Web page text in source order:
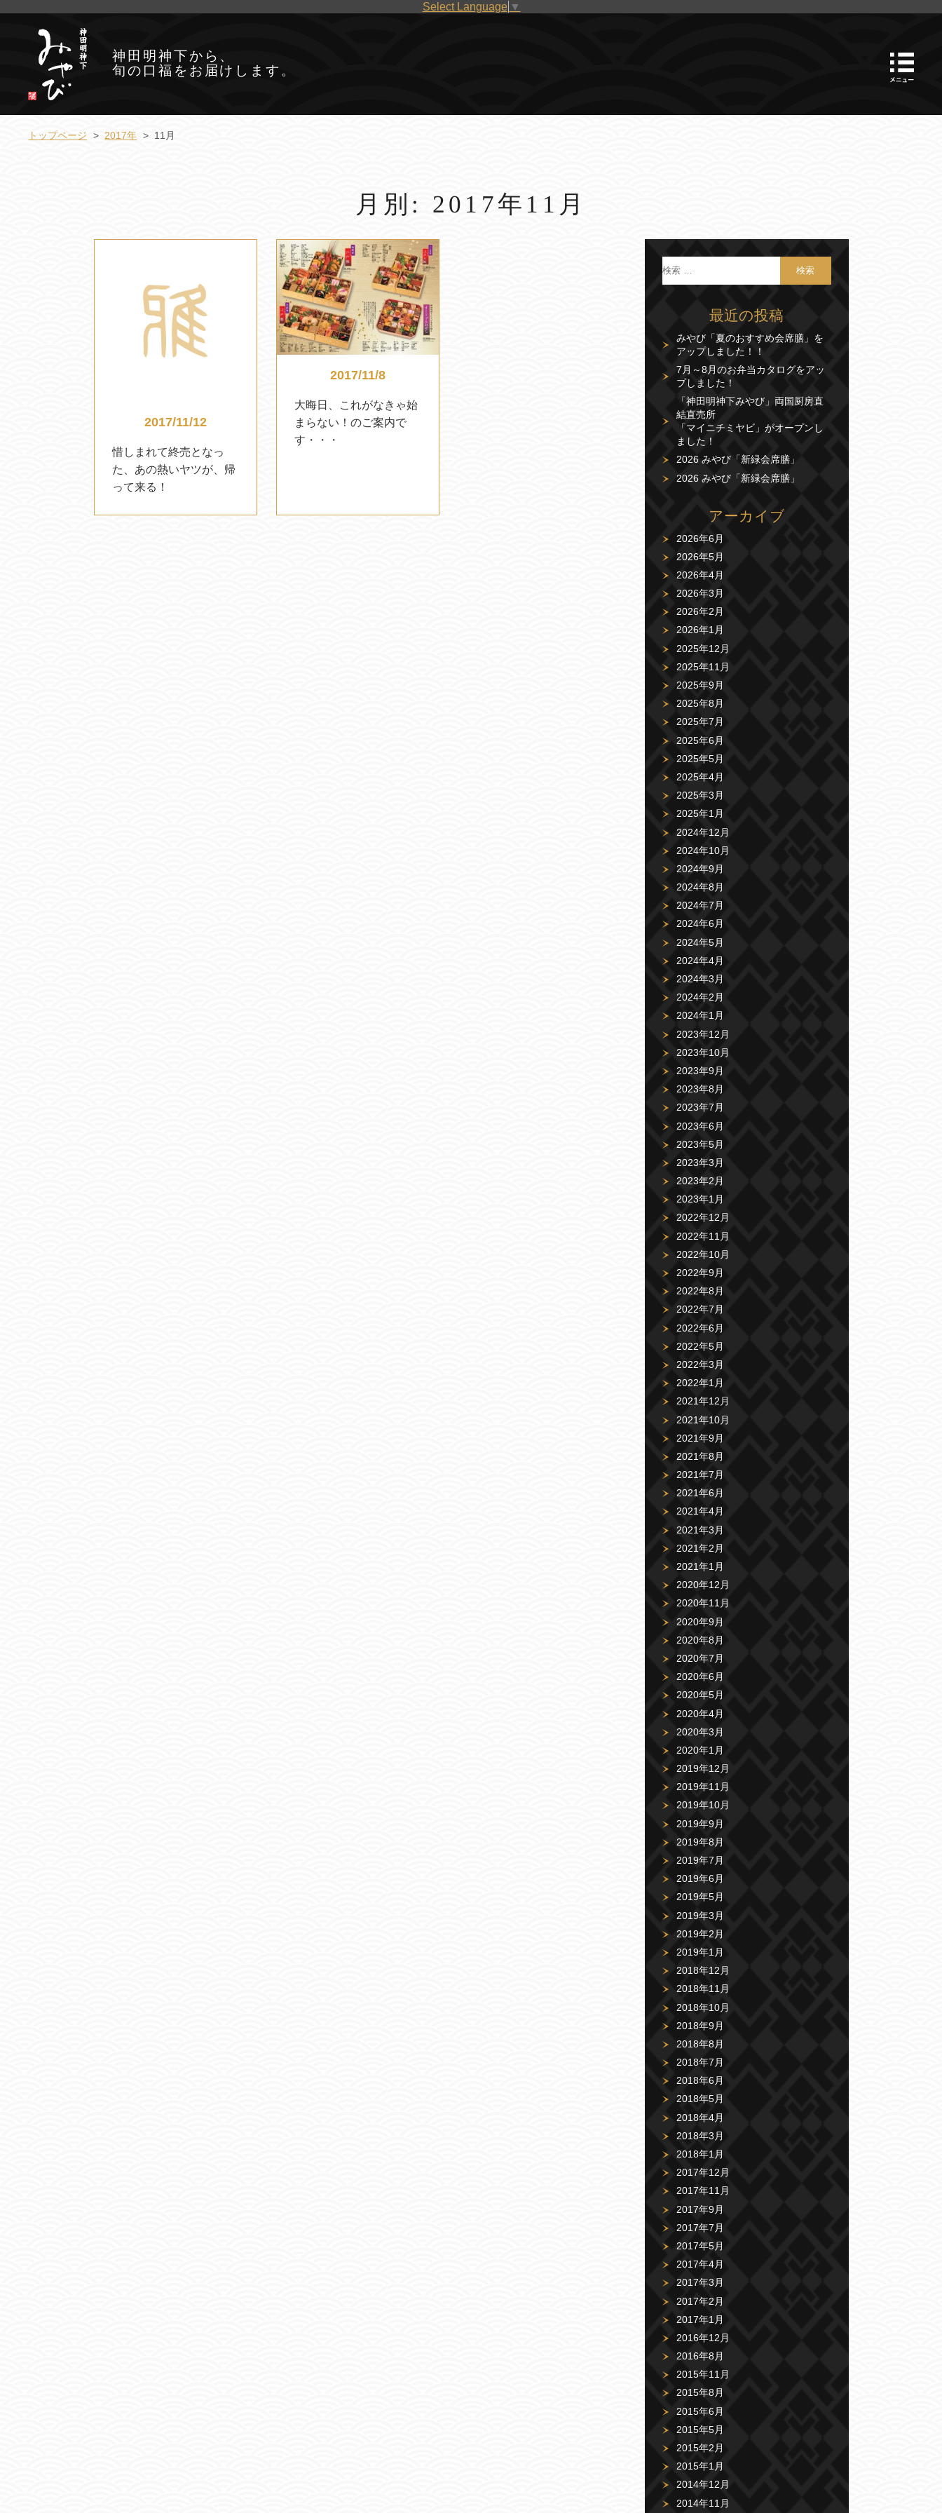
Select Language ▼
神田明神下から、
旬の口福をお届けします。
トップページ 2017年 11月
月別: 2017年11月
2017/11/12
惜しまれて終売となっ
た、あの熱いヤツが、帰
って来る！
2017/11/8
大晦日、これがなきゃ始
まらない！のご案内で
す・・・
最近の投稿
みやび「夏のおすすめ会席膳」を
アップしました！！
7月～8月のお弁当カタログをアッ
プしました！
「神田明神下みやび」両国厨房直
結直売所
「マイニチミヤビ」がオープンし
ました！
2026 みやび「新緑会席膳」
2026 みやび「新緑会席膳」
アーカイブ
2026年6月
2026年5月
2026年4月
2026年3月
2026年2月
2026年1月
2025年12月
2025年11月
2025年9月
2025年8月
2025年7月
2025年6月
2025年5月
2025年4月
2025年3月
2025年1月
2024年12月
2024年10月
2024年9月
2024年8月
2024年7月
2024年6月
2024年5月
2024年4月
2024年3月
2024年2月
2024年1月
2023年12月
2023年10月
2023年9月
2023年8月
2023年7月
2023年6月
2023年5月
2023年3月
2023年2月
2023年1月
2022年12月
2022年11月
2022年10月
2022年9月
2022年8月
2022年7月
2022年6月
2022年5月
2022年3月
2022年1月
2021年12月
2021年10月
2021年9月
2021年8月
2021年7月
2021年6月
2021年4月
2021年3月
2021年2月
2021年1月
2020年12月
2020年11月
2020年9月
2020年8月
2020年7月
2020年6月
2020年5月
2020年4月
2020年3月
2020年1月
2019年12月
2019年11月
2019年10月
2019年9月
2019年8月
2019年7月
2019年6月
2019年5月
2019年3月
2019年2月
2019年1月
2018年12月
2018年11月
2018年10月
2018年9月
2018年8月
2018年7月
2018年6月
2018年5月
2018年4月
2018年3月
2018年1月
2017年12月
2017年11月
2017年9月
2017年7月
2017年5月
2017年4月
2017年3月
2017年2月
2017年1月
2016年12月
2016年8月
2015年11月
2015年8月
2015年6月
2015年5月
2015年2月
2015年1月
2014年12月
2014年11月